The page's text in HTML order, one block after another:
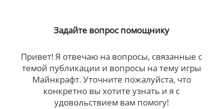
Задайте вопрос помощнику
Привет! Я отвечаю на вопросы, связанные с
темой публикации и вопросы на тему игры
Майнкрафт. Уточните пожалуйста, что
конкретно вы хотите узнать и я с
удовольствием вам помогу!